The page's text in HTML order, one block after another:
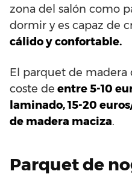
zona del salón como
dormir y es capaz de
cálido y confortable.
El parquet de madera
coste de entre 5-10
laminado, 15-20
de madera maciza.
Parquet de